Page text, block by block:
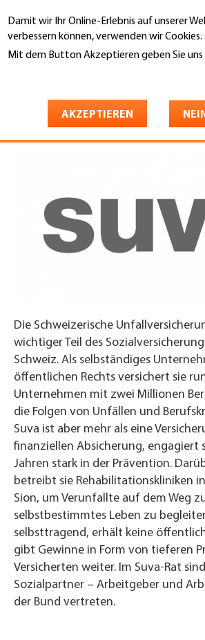
Damit wir Ihr Online-Erlebnis auf unserer
verbessern können, verwenden wir Cookies.
Mit dem Button Akzeptieren geben Sie uns
AKZEPTIEREN
zum
Inhalt
suva
Die Schweizerische
wichtiger Teil des
Schweiz. Als selbständiges
öffentlichen Rechts versichert sie
Unternehmen mit zwei Millionen
die Folgen von Unfällen und
Suva ist aber mehr als eine
finanziellen Absicherung, engagiert
Jahren stark in der Prävention.
betreibt sie Rehabilitationskliniken
Sion, um Verunfallte auf dem Weg
selbstbestimmtes Leben zu
selbsttragend, erhält keine
gibt Gewinne in Form von tieferen
Versicherten weiter. Im Suva-Rat
Sozialpartner – Arbeitgeber und
der Bund vertreten.